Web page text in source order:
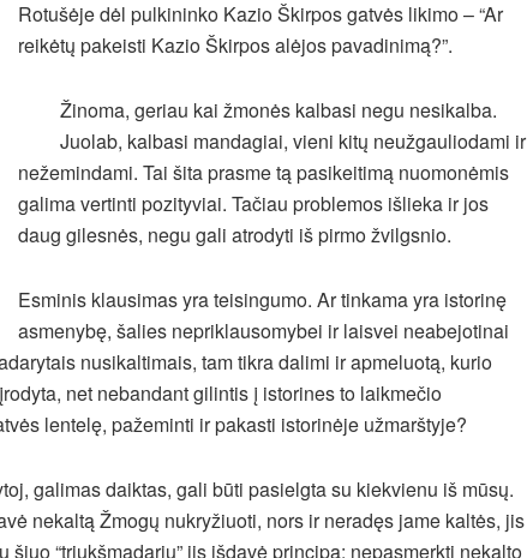
Rotušėje dėl pulkininko Kazio Škirpos gatvės likimo – “Ar
reikėtų pakeisti Kazio Škirpos alėjos pavadinimą?”.
Žinoma, geriau kai žmonės kalbasi negu nesikalba.
Juolab, kalbasi mandagiai, vieni kitų neužgauliodami ir
nežemindami. Tai šita prasme tą pasikeitimą nuomonėmis
galima vertinti pozityviai. Tačiau problemos išlieka ir jos
daug gilesnės, negu gali atrodyti iš pirmo žvilgsnio.
Esminis klausimas yra teisingumo. Ar tinkama yra istorinę
asmenybę, šalies nepriklausomybei ir laisvei neabejotinai
nusikaltimais, tam tikra dalimi ir apmeluotą, kurio
net nebandant gilintis į istorines to laikmečio
lentelę, pažeminti ir pakasti istorinėje užmarštyje?
galimas daiktas, gali būti pasielgta su kiekvienu iš mūsų.
nekaltą Žmogų nukryžiuoti, nors ir neradęs jame kaltės, jis
šiuo “triukšmadariu” jis išdavė principą: nepasmerkti nekalto